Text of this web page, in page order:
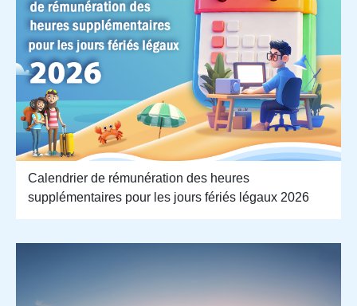
Calendrier de rémunération des heures
supplémentaires pour les jours fériés légaux 2026